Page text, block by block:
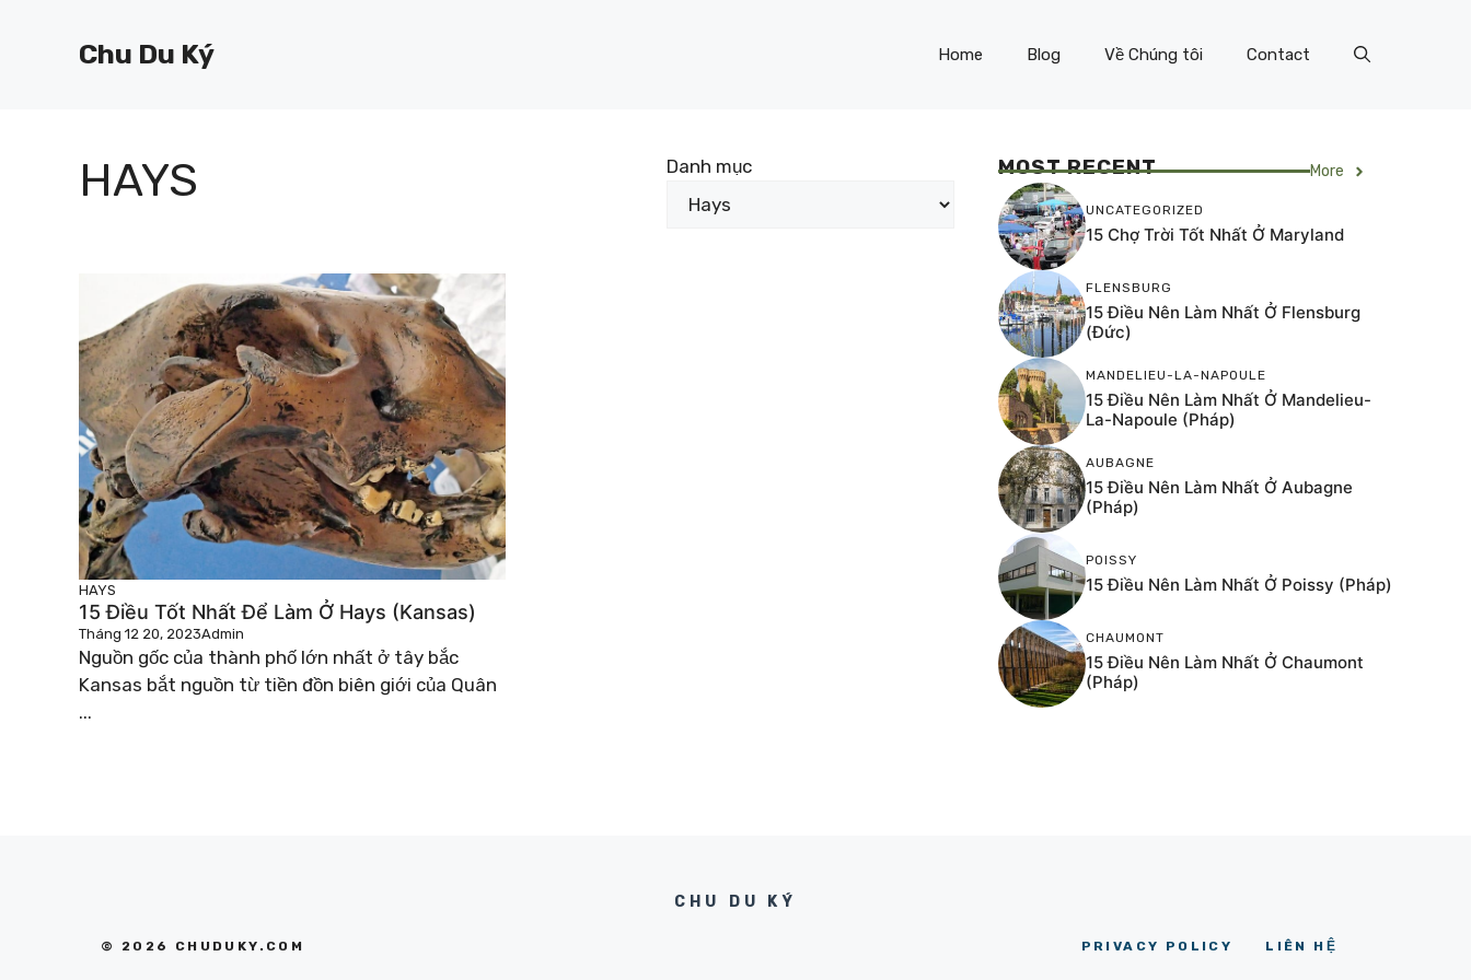
Chu Du Ký Home Blog Về Chúng tôi Contact
HAYS Danh mục
HAYS
15 Điều Tốt Nhất Để Làm Ở Hays (Kansas)
Tháng 12 20, 2023Admin
Nguồn gốc của thành phố lớn nhất ở tây bắc
Kansas bắt nguồn từ tiền đồn biên giới của Quân
...
MOST RECENT More
UNCATEGORIZED
15 Chợ Trời Tốt Nhất Ở Maryland
FLENSBURG
15 Điều Nên Làm Nhất Ở Flensburg
(Đức)
MANDELIEU-LA-NAPOULE
15 Điều Nên Làm Nhất Ở Mandelieu-
La-Napoule (Pháp)
AUBAGNE
15 Điều Nên Làm Nhất Ở Aubagne
(Pháp)
POISSY
15 Điều Nên Làm Nhất Ở Poissy (Pháp)
CHAUMONT
15 Điều Nên Làm Nhất Ở Chaumont
(Pháp)
CHU DU KÝ
© 2026 CHUDUKY.COM PRIVACY POLICY LIÊN HỆ